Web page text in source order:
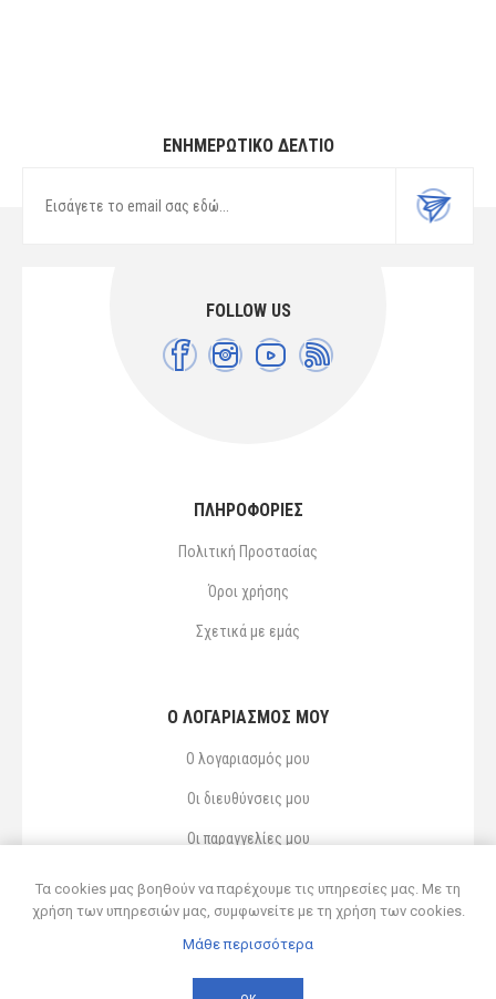
ΕΝΗΜΕΡΩΤΙΚΌ ΔΕΛΤΊΟ
FOLLOW US
ΠΛΗΡΟΦΟΡΙΕΣ
Πολιτική Προστασίας
Όροι χρήσης
Σχετικά με εμάς
Ο ΛΟΓΑΡΙΑΣΜΌΣ ΜΟΥ
Ο λογαριασμός μου
Οι διευθύνσεις μου
Οι παραγγελίες μου
Τα cookies μας βοηθούν να παρέχουμε τις υπηρεσίες μας. Με τη
χρήση των υπηρεσιών μας, συμφωνείτε με τη χρήση των cookies.
Μάθε περισσότερα